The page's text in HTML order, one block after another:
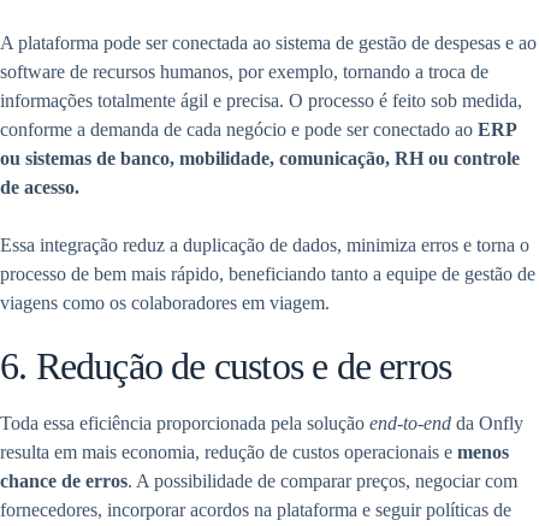
A plataforma pode ser conectada ao sistema de gestão de despesas e ao
software de recursos humanos, por exemplo, tornando a troca de
informações totalmente ágil e precisa. O processo é feito sob medida,
conforme a demanda de cada negócio e pode ser conectado ao ERP
ou sistemas de banco, mobilidade, comunicação, RH ou controle
de acesso.
Essa integração reduz a duplicação de dados, minimiza erros e torna o
processo de bem mais rápido, beneficiando tanto a equipe de gestão de
viagens como os colaboradores em viagem.
6. Redução de custos e de erros
Toda essa eficiência proporcionada pela solução end-to-end da Onfly
resulta em mais economia, redução de custos operacionais e menos
chance de erros. A possibilidade de comparar preços, negociar com
fornecedores, incorporar acordos na plataforma e seguir políticas de